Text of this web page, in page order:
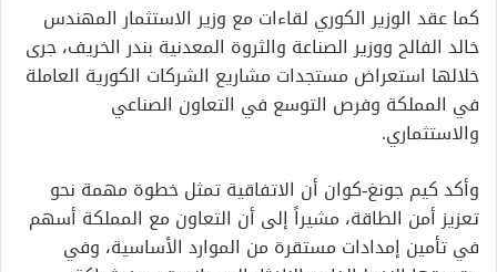
كما عقد الوزير الكوري لقاءات مع وزير الاستثمار المهندس
خالد الفالح ووزير الصناعة والثروة المعدنية بندر الخريف، جرى
خلالها استعراض مستجدات مشاريع الشركات الكورية العاملة
في المملكة وفرص التوسع في التعاون الصناعي
والاستثماري.
وأكد كيم جونغ-كوان أن الاتفاقية تمثل خطوة مهمة نحو
تعزيز أمن الطاقة، مشيراً إلى أن التعاون مع المملكة أسهم
في تأمين إمدادات مستقرة من الموارد الأساسية، وفي